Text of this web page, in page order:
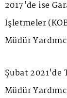
2017'de ise
İşletmeler
Müdür
Şubat 2021'de
Müdür